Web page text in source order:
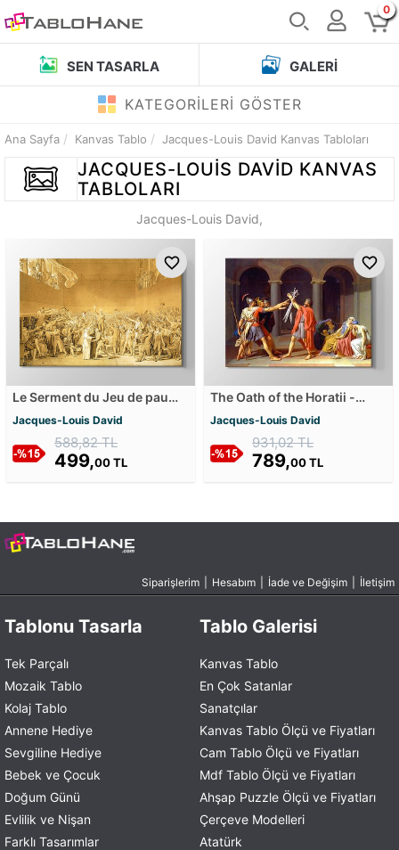
0
SEN TASARLA GALERI
KATEGORİLERİ GÖSTER
Ana Sayfa Kanvas Tablo Jacques-Louis David Kanvas Tabloları
JACQUES-LOUIS DAVID KANVAS
TABLOLARI
Jacques-Louis David,
Le Serment du Jeu de paume
Kanvas Tablosu
Jacques-Louis David
588,82 TL
499,00 TL
The Oath of the Horatii -
Horas Kardeşlerin Yemini
Kanvas Tablosu
Jacques-Louis David
931,02 TL
789,00 TL
Siparişlerim Hesabım İade ve Değişim İletişim
Tablonu Tasarla
Tek Parçalı
Mozaik Tablo
Kolaj Tablo
Annene Hediye
Sevgiline Hediye
Bebek ve Çocuk
Doğum Günü
Evlilik ve Nişan
Farklı Tasarımlar
Tablo Galerisi
Kanvas Tablo
En Çok Satanlar
Sanatçılar
Kanvas Tablo Ölçü ve Fiyatları
Cam Tablo Ölçü ve Fiyatları
Mdf Tablo Ölçü ve Fiyatları
Ahşap Puzzle Ölçü ve Fiyatları
Çerçeve Modelleri
Atatürk